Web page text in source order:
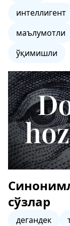
интеллигент
маълумотли
ўқимишли
сўзлар
дегандек